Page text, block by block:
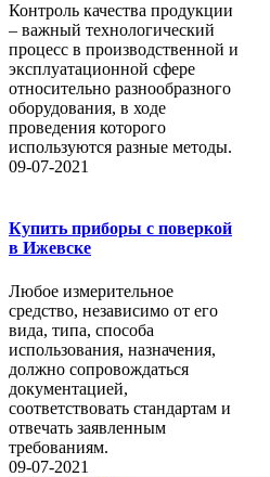
Контроль качества продукции
– важный технологический
процесс в производственной и
эксплуатационной сфере
относительно разнообразного
оборудования, в ходе
проведения которого
используются разные методы.
09-07-2021
Купить приборы с поверкой
в Ижевске
Любое измерительное
средство, независимо от его
вида, типа, способа
использования, назначения,
должно сопровождаться
документацией,
соответствовать стандартам и
отвечать заявленным
требованиям.
09-07-2021